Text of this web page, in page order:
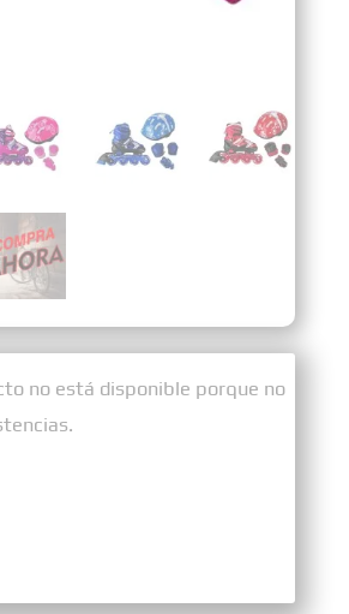
no está disponible porque no